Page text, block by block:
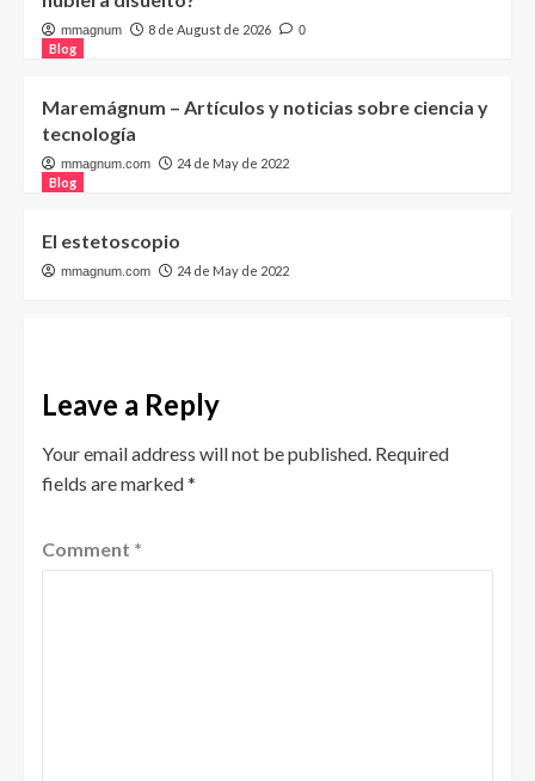
mmagnum 8 de August de 2026 0
Blog
Maremágnum – Artículos y noticias sobre ciencia y
tecnología
mmagnum.com
24 de May de 2022
Blog
El estetoscopio
mmagnum.com 24 de May de 2022
Leave a Reply
Your email address will not be published. Required
fields are marked*
Comment *